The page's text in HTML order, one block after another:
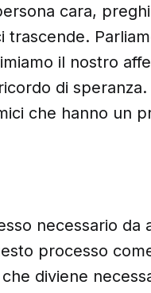
cara,
trascende.
il nostro
di
che hanno un
necessario da
processo
diviene